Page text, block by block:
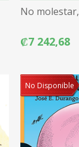
No
₡7 242,68
No Disponible